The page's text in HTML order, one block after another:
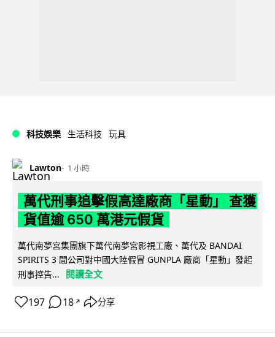
科技娛樂 生活科技 玩具
Lawton 1 小時
萬代刑事追擊假高達廠商「星動」 查獲
貨值逾 650 萬港元假貨
萬代南夢宮集團旗下萬代南夢宮影視工廠、萬代及 BANDAI
SPIRITS 3 間公司對中國大陸假冒 GUNPLA 廠商「星動」發起
刑事控告...
閱讀全文
197 18 ↗ 分享